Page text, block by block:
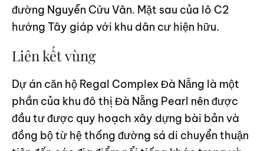
đường Nguyễn Cửu Vân. Mặt sau của lô C2
hướng Tây giáp với khu dân cư hiện hữu.
Liên kết vùng
Dự án căn hộ Regal Complex Đà Nẵng là một
phần của khu đô thị Đà Nẵng Pearl nên được
đầu tư được quy hoạch xây dựng bài bản và
đồng bộ từ hệ thống đường sá di chuyển thuận